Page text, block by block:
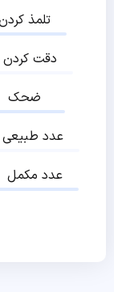
تلمذ
دقت کردن
ضحک
عدد طبیعی
عدد مکمل